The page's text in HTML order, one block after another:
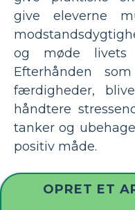
give eleverne
og møde livets
Efterhånden
færdigheder,
håndtere
tanker og
positiv måde.
OPRET ET